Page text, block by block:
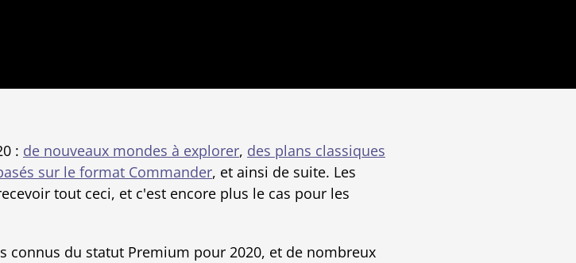
: de nouveaux mondes à explorer, des plans classiques
sur le format Commander, et ainsi de suite. Les
tout ceci, et c'est encore plus le cas pour les
connus du statut Premium pour 2020, et de nombreux